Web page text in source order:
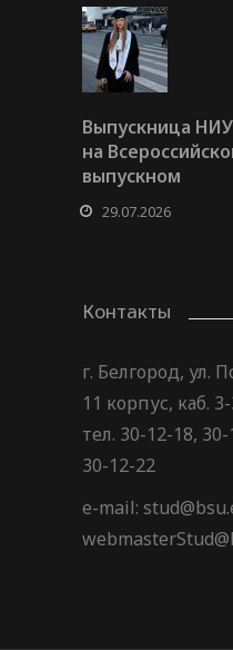
Выпускница
на
выпускном
29.07.2026
Контакты
г. Белгород, ул.
11 корпус, каб.
тел. 30-12-18,
30-12-22
e-mail: